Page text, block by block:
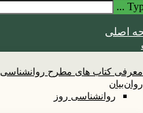
اصلی
معرفی کتاب های مطرح روانشناسی
روان‌بیان
روانشناسی روز